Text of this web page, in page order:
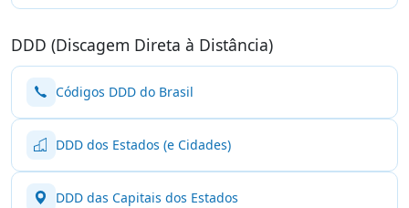
DDD (Discagem Direta à Distância)
Códigos DDD do Brasil
DDD dos Estados (e Cidades)
DDD das Capitais dos Estados